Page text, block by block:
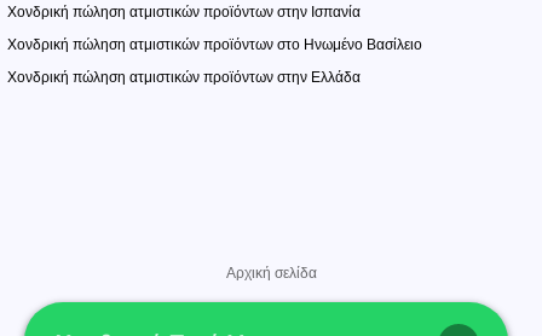
Χονδρική πώληση ατμιστικών προϊόντων στην Ισπανία
Χονδρική πώληση ατμιστικών προϊόντων στο Ηνωμένο Βασίλειο
Χονδρική πώληση ατμιστικών προϊόντων στην Ελλάδα
Αρχική σελίδα